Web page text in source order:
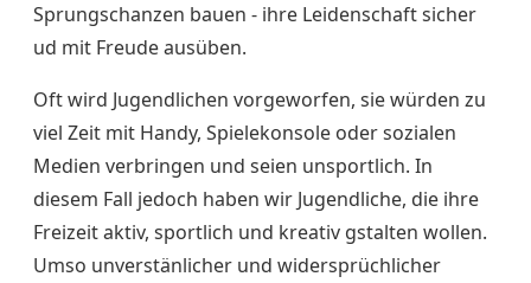
Sprungschanzen bauen - ihre Leidenschaft sicher
ud mit Freude ausüben.
Oft wird Jugendlichen vorgeworfen, sie würden zu
viel Zeit mit Handy, Spielekonsole oder sozialen
Medien verbringen und seien unsportlich. In
diesem Fall jedoch haben wir Jugendliche, die ihre
Freizeit aktiv, sportlich und kreativ gstalten wollen.
Umso unverstänlicher und widersprüchlicher